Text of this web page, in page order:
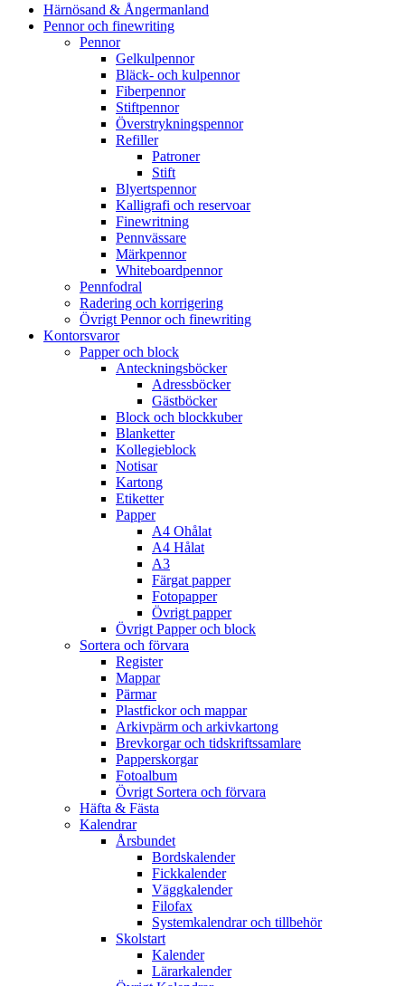
Härnösand & Ångermanland
Pennor och finewriting
Pennor
Gelkulpennor
Bläck- och kulpennor
Fiberpennor
Stiftpennor
Överstrykningspennor
Refiller
Patroner
Stift
Blyertspennor
Kalligrafi och reservoar
Finewritning
Pennvässare
Märkpennor
Whiteboardpennor
Pennfodral
Radering och korrigering
Övrigt Pennor och finewriting
Kontorsvaror
Papper och block
Anteckningsböcker
Adressböcker
Gästböcker
Block och blockkuber
Blanketter
Kollegieblock
Notisar
Kartong
Etiketter
Papper
A4 Ohålat
A4 Hålat
A3
Färgat papper
Fotopapper
Övrigt papper
Övrigt Papper och block
Sortera och förvara
Register
Mappar
Pärmar
Plastfickor och mappar
Arkivpärm och arkivkartong
Brevkorgar och tidskriftssamlare
Papperskorgar
Fotoalbum
Övrigt Sortera och förvara
Häfta & Fästa
Kalendrar
Årsbundet
Bordskalender
Fickkalender
Väggkalender
Filofax
Systemkalendrar och tillbehör
Skolstart
Kalender
Lärarkalender